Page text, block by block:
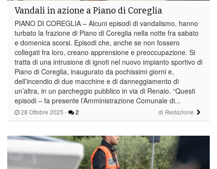
28 Ottobre 2025 - 2 di Redazione
Vandali in azione a Piano di Coreglia
PIANO DI COREGLIA – Alcuni episodi di vandalismo, hanno
turbato la frazione di Piano di Coreglia nella notte fra sabato
e domenica scorsi. Episodi che, anche se non fossero
collegati fra loro, creano apprensione e preoccupazione. Si
tratta di una intrusione di ignoti nel nuovo impianto sportivo di
Piano di Coreglia, inaugurato da pochissimi giorni e,
dell’incendio di due macchine e di danneggiamento di
un’altra, in un parcheggio pubblico in via di Renaio. “Questi
episodi – fa presente l’Amministrazione Comunale di...